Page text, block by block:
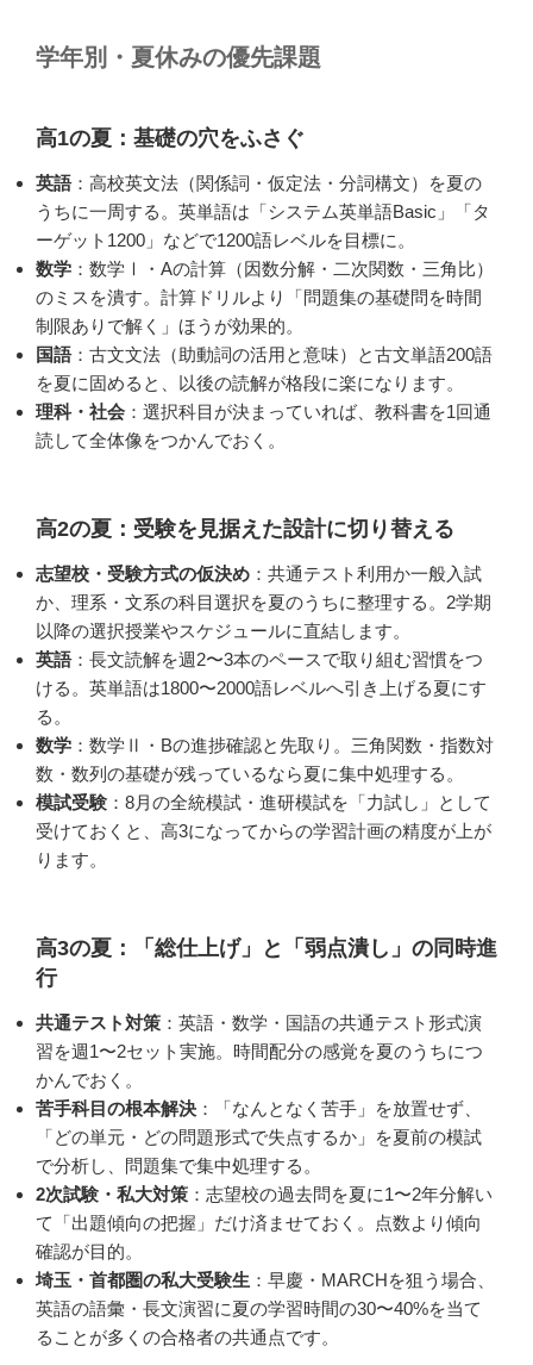
学年別・夏休みの優先課題
高1の夏：基礎の穴をふさぐ
英語：高校英文法（関係詞・仮定法・分詞構文）を夏の
うちに一周する。英単語は「システム英単語Basic」「タ
ーゲット1200」などで1200語レベルを目標に。
数学 ：数学Ⅰ・Aの計算（因数分解・二次関数・三角比）
のミスを潰す。計算ドリルより「問題集の基礎問を時間
制限ありで解く」ほうが効果的。
国語：古文文法（助動詞の活用と意味）と古文単語200語
を夏に固めると、以後の読解が格段に楽になります。
理科・社会 ：選択科目が決まっていれば、教科書を1回通
読して全体像をつかんでおく。
高2の夏：受験を見据えた設計に切り替える
志望校・受験方式の仮決め ：共通テスト利用か一般入試
か、理系・文系の科目選択を夏のうちに整理する。2学期
以降の選択授業やスケジュールに直結します。
英語：長文読解を週2〜3本のペースで取り組む習慣をつ
ける。英単語は1800〜2000語レベルへ引き上げる夏にす
る。
数学 ：数学Ⅱ・Bの進捗確認と先取り。三角関数・指数対
数・数列の基礎が残っているなら夏に集中処理する。
模試受験 ：8月の全統模試・進研模試を「力試し」として
受けておくと、高3になってからの学習計画の精度が上が
ります。
高3の夏：「総仕上げ」と「弱点潰し」の同時進
行
共通テスト対策 ：英語・数学・国語の共通テスト形式演
習を週1〜2セット実施。時間配分の感覚を夏のうちにつ
かんでおく。
苦手科目の根本解決 ：「なんとなく苦手」を放置せず、
「どの単元・どの問題形式で失点するか」を夏前の模試
で分析し、問題集で集中処理する。
2次試験・私大対策 ：志望校の過去問を夏に1〜2年分解い
て「出題傾向の把握」だけ済ませておく。点数より傾向
確認が目的。
埼玉・首都圏の私大受験生 ：早慶・MARCHを狙う場合、
英語の語彙・長文演習に夏の学習時間の30〜40%を当て
ることが多くの合格者の共通点です。